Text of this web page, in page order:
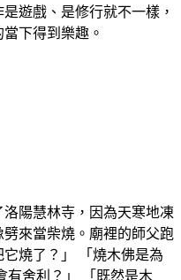
遊戲、是修行就不一樣，
下得到樂趣。
陽慧林寺，因為天寒地凍
來當柴燒。廟裡的師父跑
燒了？」 「燒木佛是為
有舍利？」 「既然是木